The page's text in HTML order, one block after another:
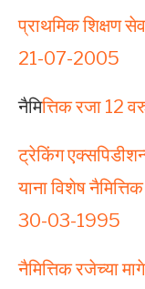
प्राथमिक शिक्षण
21-07-2005
नैमित्तिक रजा 12
ट्रेकिंग
याना विशेष
30-03-1995
नैमित्तिक रजेच्या